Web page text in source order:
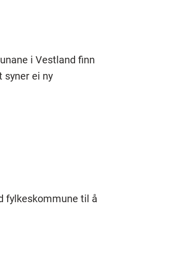
i Vestland finn
syner ei ny
fylkeskommune til å